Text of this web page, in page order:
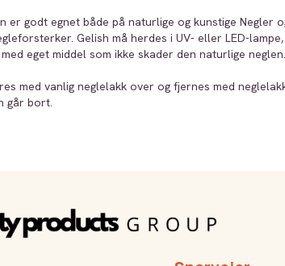
er godt egnet både på naturlige og kunstige Negler
Gelish må herdes i UV- eller LED-
eget middel som ikke skader den naturlige neglen.
med vanlig neglelakk over og fjernes med
går bort.